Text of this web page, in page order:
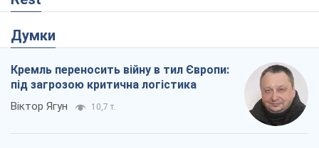
Думки
Кремль переносить війну в тил Європи:
під загрозою критична логістика
Віктор Ягун 10,7 т.